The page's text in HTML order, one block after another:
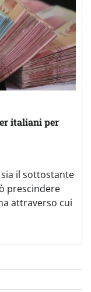
italiani per
il sottostante
prescindere
attraverso cui